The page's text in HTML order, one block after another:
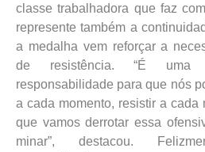
classe trabalhadora que faz
represente também a
a medalha vem reforçar a
de resistência. “É uma
responsabilidade para que nós
a cada momento, resistir a cada
que vamos derrotar essa
minar”, destacou.